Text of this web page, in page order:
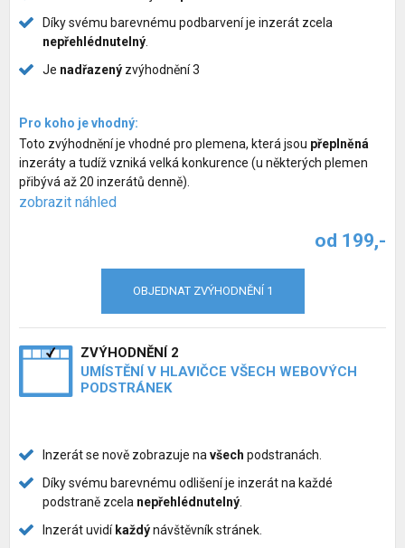
Chovatelské potřeby pro psy
Společné venčení psů
Díky svému barevnému podbarvení je inzerát zcela
nepřehlédnutelný
Je nadřazený zvýhodnění 3
Pro koho je vhodný:
Toto zvýhodnění je vhodné pro plemena, která jsou přeplněná
inzeráty a tudíž vzniká velká konkurence (u některých plemen
přibývá až 20 inzerátů denně).
zobrazit náhled
od 199,-
OBJEDNAT ZVÝHODNĚNÍ 1
ZVÝHODNĚNÍ 2
UMÍSTĚNÍ V HLAVIČCE VŠECH WEBOVÝCH
PODSTRÁNEK
Inzerát se nově zobrazuje na všech podstranách.
Díky svému barevnému odlišení je inzerát na každé
podstraně zcela nepřehlédnutelný
Inzerát uvidí každýnávštěvník stránek.